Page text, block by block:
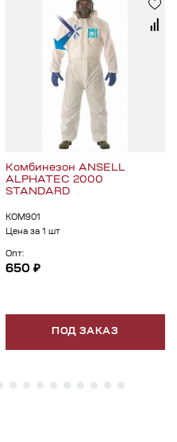
Комбинезон ANSELL
ALPHATEC 2000
STANDARD
КОМ901
Цена за 1 шт
Опт:
650 ₽
ПОД ЗАКАЗ